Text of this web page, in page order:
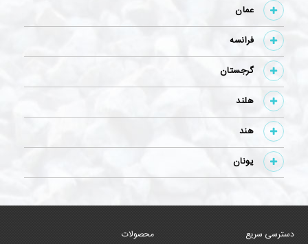
عمان
فرانسه
گرجستان
هلند
هند
یونان
دسترسی سریع
محصولات